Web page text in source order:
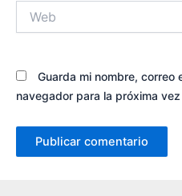
Guarda mi nombre,
navegador para la próxima